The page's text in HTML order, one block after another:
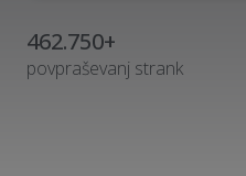
462.750+
povpraševanj strank